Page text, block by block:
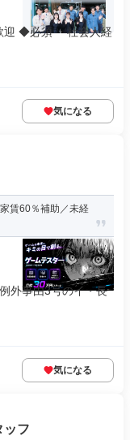
迎 ◆必須 ・社会人経
気になる
賃60％補助／未経
外事由3号のイ・長
気になる
ッフ